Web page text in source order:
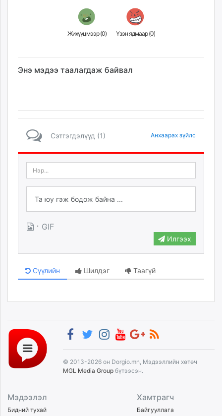
Жихүүцмээр (0) Үзэн ядмаар (0)
Энэ мэдээ таалагдаж байвал
Сэтгэгдэлүүд (1) Анхаарах зүйлс
· GIF
Илгээх
Сүүлийн Шилдэг Таагүй
© 2013-2026 он Dorgio.mn, Мэдээллийн хөтөч
MGL Media Group бүтээсэн.
Мэдээлэл
Бидний тухай
Хамтрагч
Байгууллага